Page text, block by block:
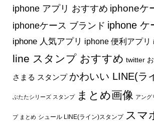
iphone アプリ おすすめ iphoneケ
iphoneケース ブランド iphone ケ
iphone 人気アプリ iphone 便利アプリ
line スタンプ おすすめ twitter
さまる スタンプ かわいい LINE(ラ
ぶたたシリーズ スタンプ まとめ画像 アング
プ まとめ シュール LINE(ライン)スタンプ スマ